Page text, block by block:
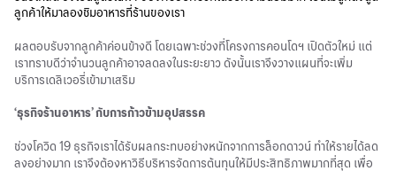
ลูกค้าให้มาลองชิมอาหารที่ร้านของเรา
ผลตอบรับจากลูกค้าค่อนข้างดี โดยเฉพาะช่วงที่โครงการคอนโดฯ เปิดตัวใหม่ แต่
เราทราบดีว่าจำนวนลูกค้าอาจลดลงในระยะยาว ดังนั้นเราจึงวางแผนที่จะเพิ่ม
บริการเดลิเวอรี่เข้ามาเสริม
‘ธุรกิจร้านอาหาร’ กับการก้าวข้ามอุปสรรค
ช่วงโควิด 19 ธุรกิจเราได้รับผลกระทบอย่างหนักจากการล็อกดาวน์ ทำให้รายได้ลด
ลงอย่างมาก เราจึงต้องหาวิธีบริหารจัดการต้นทุนให้มีประสิทธิภาพมากที่สุด เพื่อ